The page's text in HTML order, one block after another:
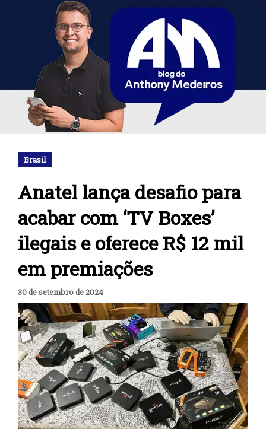
Brasil
Anatel lança desafio para
acabar com ‘TV Boxes’
ilegais e oferece R$ 12 mil
em premiações
30 de setembro de 2024